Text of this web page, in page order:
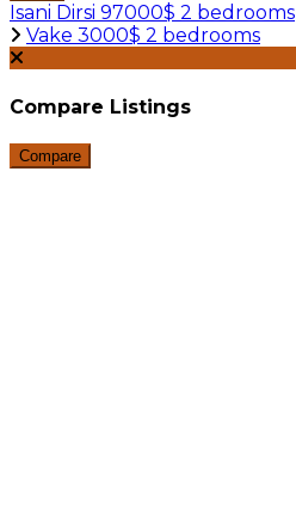
Isani Dirsi 97000$ 2 bedrooms
Vake 3000$ 2 bedrooms
Compare Listings
Compare